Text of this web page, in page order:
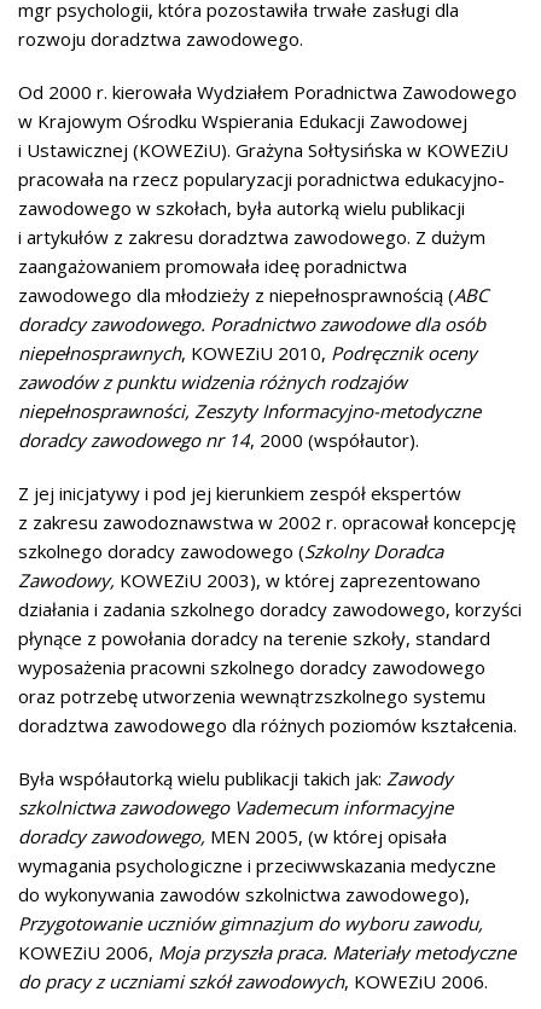
mgr psychologii, która pozostawiła trwałe zasługi dla
rozwoju doradztwa zawodowego.
Od 2000 r. kierowała Wydziałem Poradnictwa Zawodowego
w Krajowym Ośrodku Wspierania Edukacji Zawodowej
i Ustawicznej (KOWEZiU). Grażyna Sołtysińska w KOWEZiU
pracowała na rzecz popularyzacji poradnictwa edukacyjno-
zawodowego w szkołach, była autorką wielu publikacji
i artykułów z zakresu doradztwa zawodowego. Z dużym
zaangażowaniem promowała ideę poradnictwa
zawodowego dla młodzieży z niepełnosprawnością (ABC
doradcy zawodowego. Poradnictwo zawodowe dla osób
niepełnosprawnych, KOWEZiU 2010, Podręcznik oceny
zawodów z punktu widzenia różnych rodzajów
niepełnosprawności, Zeszyty Informacyjno-metodyczne
doradcy zawodowego nr 14, 2000 (współautor).
Z jej inicjatywy i pod jej kierunkiem zespół ekspertów
z zakresu zawodoznawstwa w 2002 r. opracował koncepcję
szkolnego doradcy zawodowego (Szkolny Doradca
Zawodowy, KOWEZiU 2003), w której zaprezentowano
działania i zadania szkolnego doradcy zawodowego, korzyści
płynące z powołania doradcy na terenie szkoły, standard
wyposażenia pracowni szkolnego doradcy zawodowego
oraz potrzebę utworzenia wewnątrzszkolnego systemu
doradztwa zawodowego dla różnych poziomów kształcenia.
Była współautorką wielu publikacji takich jak: Zawody
szkolnictwa zawodowego Vademecum informacyjne
doradcy zawodowego, MEN 2005, (w której opisała
wymagania psychologiczne i przeciwwskazania medyczne
do wykonywania zawodów szkolnictwa zawodowego),
Przygotowanie uczniów gimnazjum do wyboru zawodu,
KOWEZiU 2006, Moja przyszła praca. Materiały metodyczne
do pracy z uczniami szkół zawodowych, KOWEZiU 2006.